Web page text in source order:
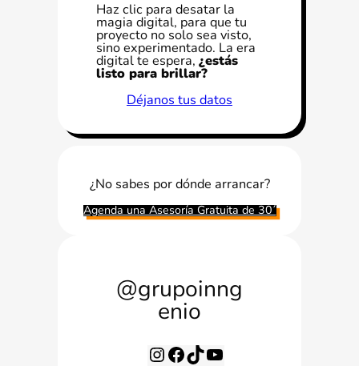
Haz clic para desatar la
magia digital, para que tu
proyecto no solo sea visto,
sino experimentado. La era
digital te espera,¿estás
listo para brillar?
Déjanos tus datos
¿No sabes por dónde arrancar?
Agenda una Asesoría Gratuita de 30´
@grupoinng
enio
I F T